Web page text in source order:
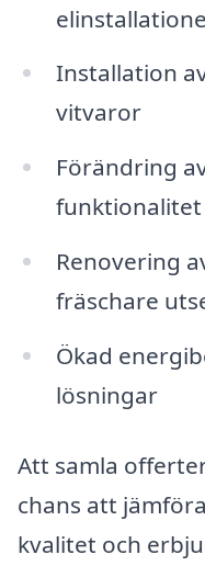
Installation
vitvaror
Förändring
funktionalitet
Renovering
fräschare
Ökad
lösningar
Att samla
chans att
kvalitet och